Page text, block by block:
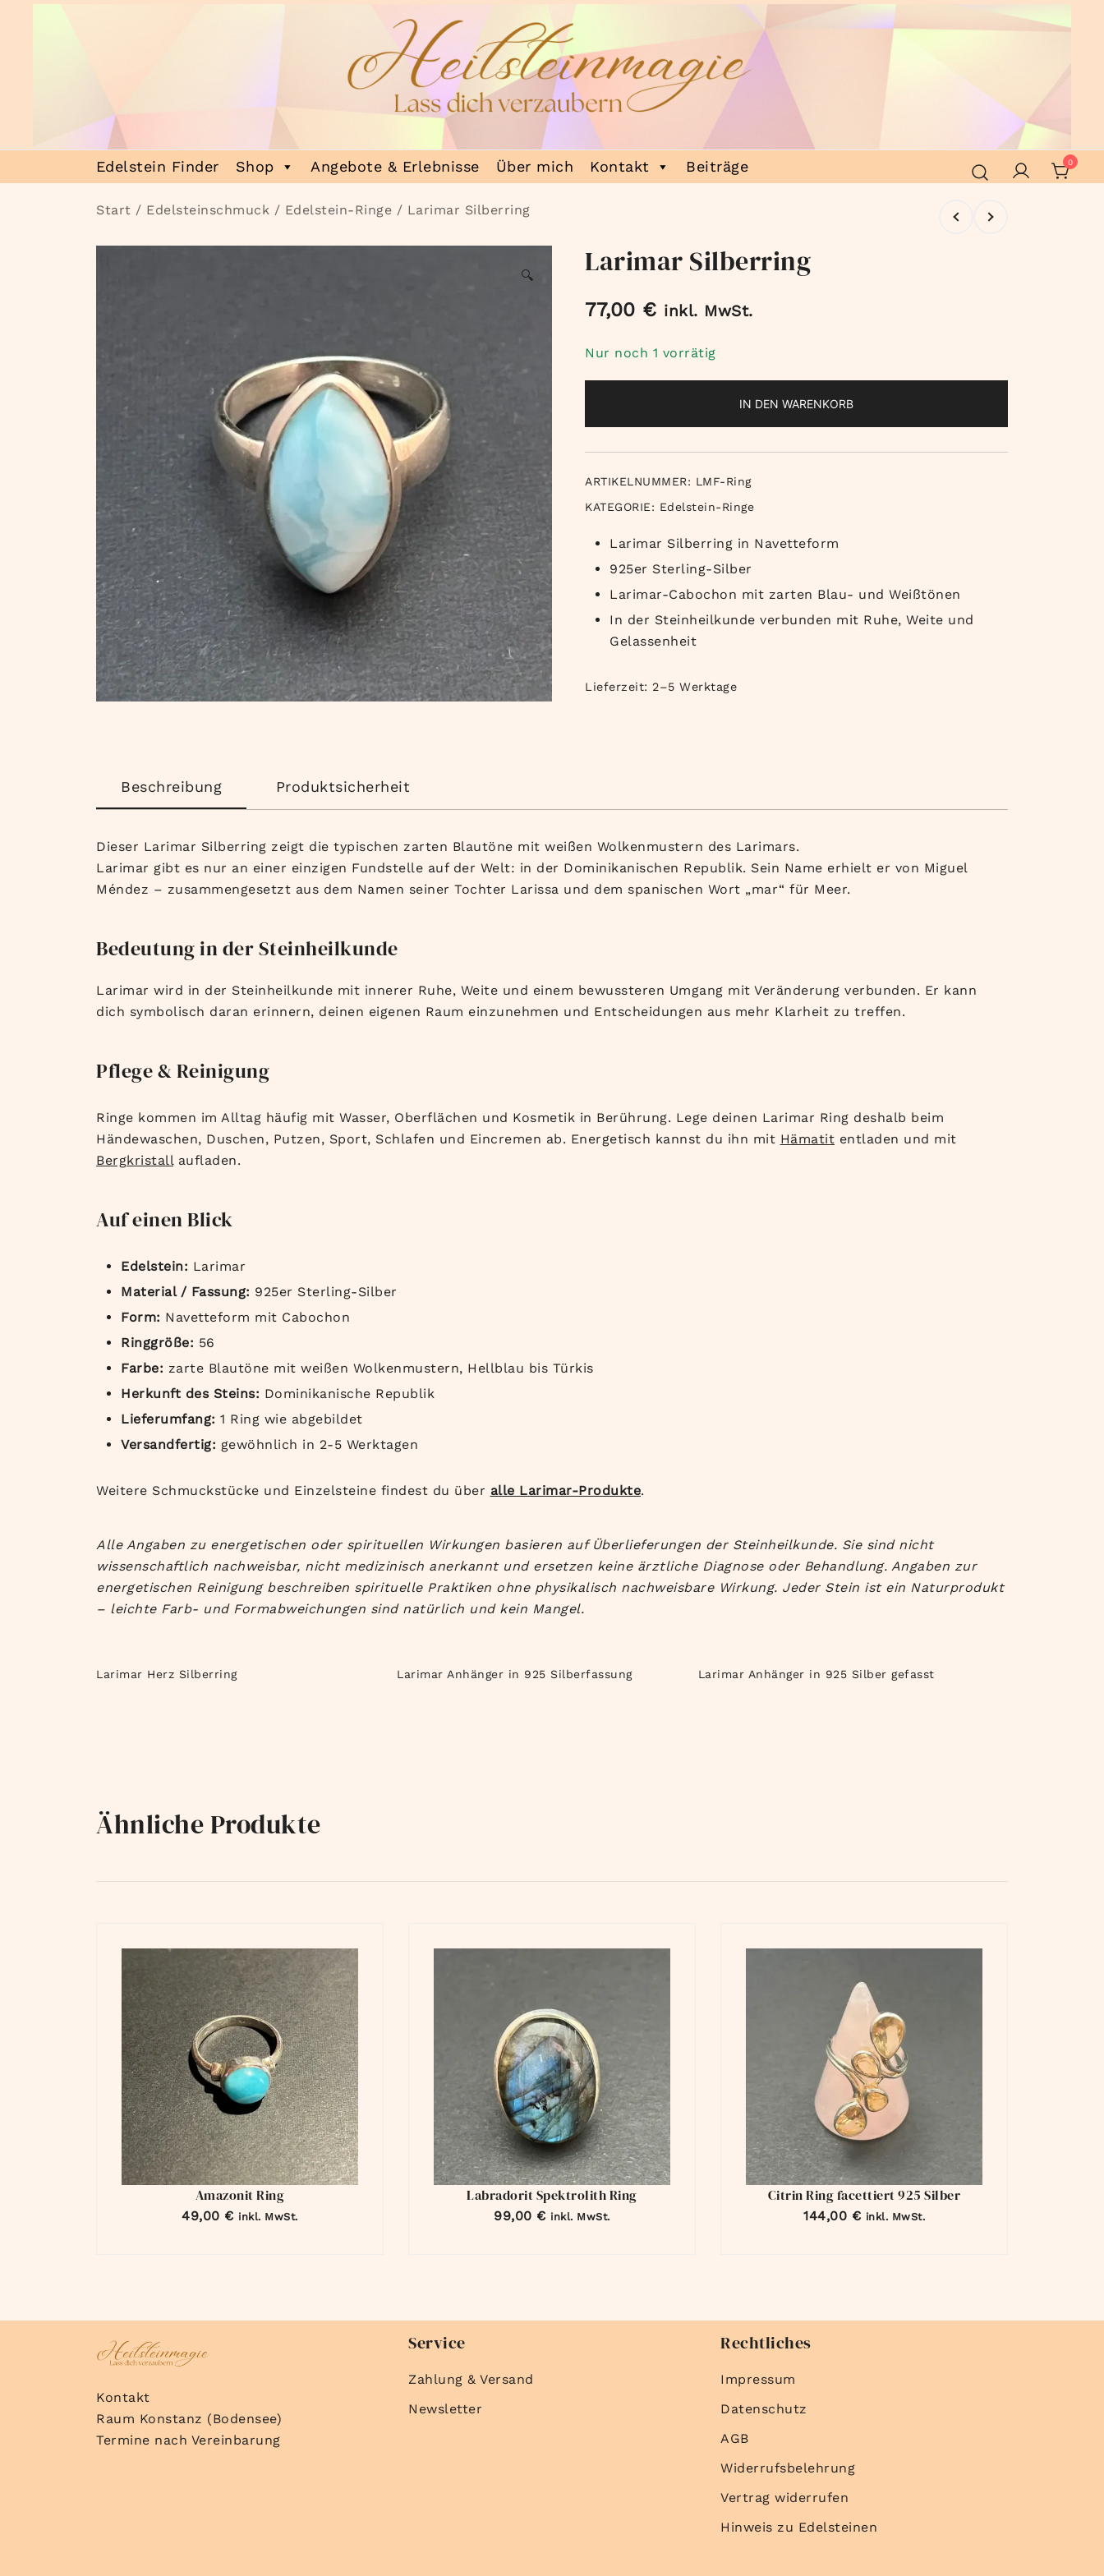
Heilsteinmagie
Lass dich verzaubern
Edelstein Finder Shop Angebote & Erlebnisse Über mich Kontakt Beiträge 0
Start / Edelsteinschmuck / Edelstein-Ringe / Larimar Silberring
🔍 Larimar Silberring
77,00 € inkl. MwSt.
Nur noch 1 vorrätig
IN DEN WARENKORB
ARTIKELNUMMER: LMF-Ring
KATEGORIE: Edelstein-Ringe
Larimar Silberring in Navetteform
925er Sterling-Silber
Larimar-Cabochon mit zarten Blau- und Weißtönen
In der Steinheilkunde verbunden mit Ruhe, Weite und
Gelassenheit
Lieferzeit: 2–5 Werktage
Beschreibung Produktsicherheit
Dieser Larimar Silberring zeigt die typischen zarten Blautöne mit weißen Wolkenmustern des Larimars.
Larimar gibt es nur an einer einzigen Fundstelle auf der Welt: in der Dominikanischen Republik. Sein Name erhielt er von Miguel
Méndez – zusammengesetzt aus dem Namen seiner Tochter Larissa und dem spanischen Wort „mar“ für Meer.
Bedeutung in der Steinheilkunde
Larimar wird in der Steinheilkunde mit innerer Ruhe, Weite und einem bewussteren Umgang mit Veränderung verbunden. Er kann
dich symbolisch daran erinnern, deinen eigenen Raum einzunehmen und Entscheidungen aus mehr Klarheit zu treffen.
Pflege & Reinigung
Ringe kommen im Alltag häufig mit Wasser, Oberflächen und Kosmetik in Berührung. Lege deinen Larimar Ring deshalb beim
Händewaschen, Duschen, Putzen, Sport, Schlafen und Eincremen ab. Energetisch kannst du ihn mit Hämatit entladen und mit
Bergkristallaufladen.
Auf einen Blick
Edelstein: Larimar
Material / Fassung: 925er Sterling-Silber
Form: Navetteform mit Cabochon
Ringgröße: 56
Farbe: zarte Blautöne mit weißen Wolkenmustern, Hellblau bis Türkis
Herkunft des Steins: Dominikanische Republik
Lieferumfang: 1 Ring wie abgebildet
Versandfertig: gewöhnlich in 2-5 Werktagen
Weitere Schmuckstücke und Einzelsteine findest du über alle Larimar-Produkte.
Alle Angaben zu energetischen oder spirituellen Wirkungen basieren auf Überlieferungen der Steinheilkunde. Sie sind nicht
wissenschaftlich nachweisbar, nicht medizinisch anerkannt und ersetzen keine ärztliche Diagnose oder Behandlung. Angaben zur
energetischen Reinigung beschreiben spirituelle Praktiken ohne physikalisch nachweisbare Wirkung. Jeder Stein ist ein Naturprodukt
– leichte Farb- und Formabweichungen sind natürlich und kein Mangel.
Larimar Herz Silberring Larimar Anhänger in 925 Silberfassung Larimar Anhänger in 925 Silber gefasst
Ähnliche Produkte
Amazonit Ring
49,00 € inkl. MwSt.
Labradorit Spektrolith Ring
99,00 € inkl. MwSt.
Citrin Ring facettiert 925 Silber
144,00 € inkl. MwSt.
Kontakt
Raum Konstanz (Bodensee)
Termine nach Vereinbarung
Service
Zahlung & Versand
Newsletter
Rechtliches
Impressum
Datenschutz
AGB
Widerrufsbelehrung
Vertrag widerrufen
Hinweis zu Edelsteinen